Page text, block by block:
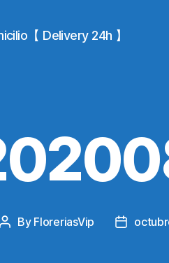
【 Delivery 24h 】
Post
By FloreriasVip
Post